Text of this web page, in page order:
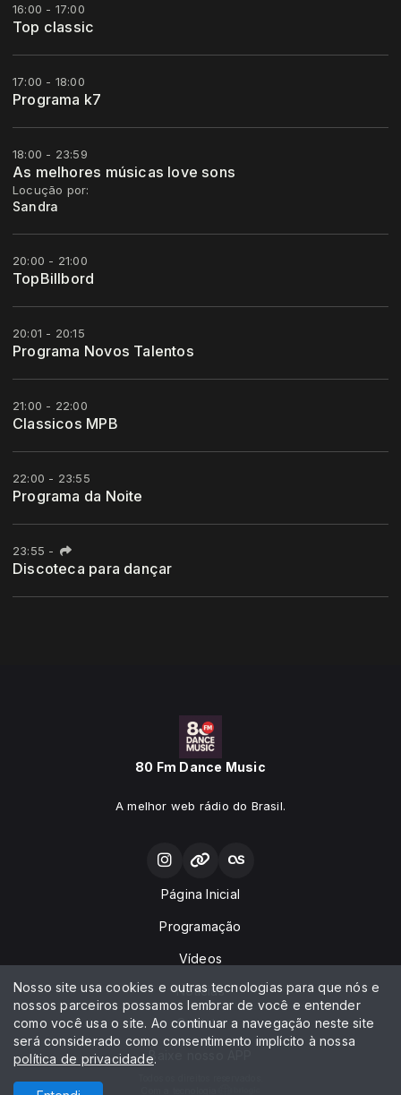
16:00 - 17:00
Top classic
17:00 - 18:00
Programa k7
18:00 - 23:59
As melhores músicas love sons
Locução por:
Sandra
20:00 - 21:00
TopBillbord
20:01 - 20:15
Programa Novos Talentos
21:00 - 22:00
Classicos MPB
22:00 - 23:55
Programa da Noite
23:55 -
Discoteca para dançar
80 Fm Dance Music
A melhor web rádio do Brasil.
Página Inicial
Programação
Vídeos
Notícias
Contato
Baixe nosso APP
Nosso site usa cookies e outras tecnologias para que nós e
nossos parceiros possamos lembrar de você e entender
como você usa o site. Ao continuar a navegação neste site
será considerado como consentimento implícito à nossa
política de privacidade.